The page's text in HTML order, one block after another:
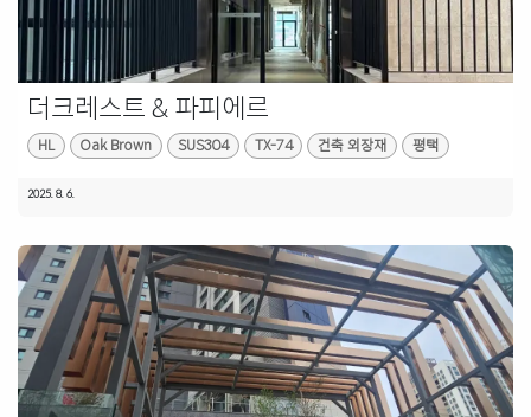
더크레스트 & 파피에르
HL Oak Brown SUS304 TX-74 건축 외장재 평택
2025. 8. 6.